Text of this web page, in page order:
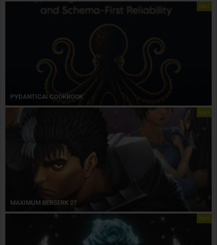
libri
PYDANTICAI COOKBOOK
libri
MAXIMUM BERSERK 27
libri